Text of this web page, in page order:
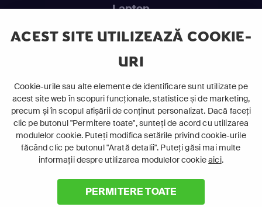
ACEST SITE UTILIZEAZĂ COOKIE-
URI
Cookie-urile sau alte elemente de identificare sunt utilizate pe
acest site web în scopuri funcționale, statistice și de marketing,
precum și în scopul afișării de conținut personalizat. Dacă faceți
clic pe butonul "Permitere toate", sunteți de acord cu utilizarea
modulelor cookie. Puteți modifica setările privind cookie-urile
făcând clic pe butonul "Arată detalii". Puteți găsi mai multe
informații despre utilizarea modulelor cookieaici.
PERMITERE TOATE
Laptop
ABONEAZĂ-TE ACUM
Cerințe de sistem
2026 Canal+ Luxembourg S. à r.l. - Toate drepturile rezervate